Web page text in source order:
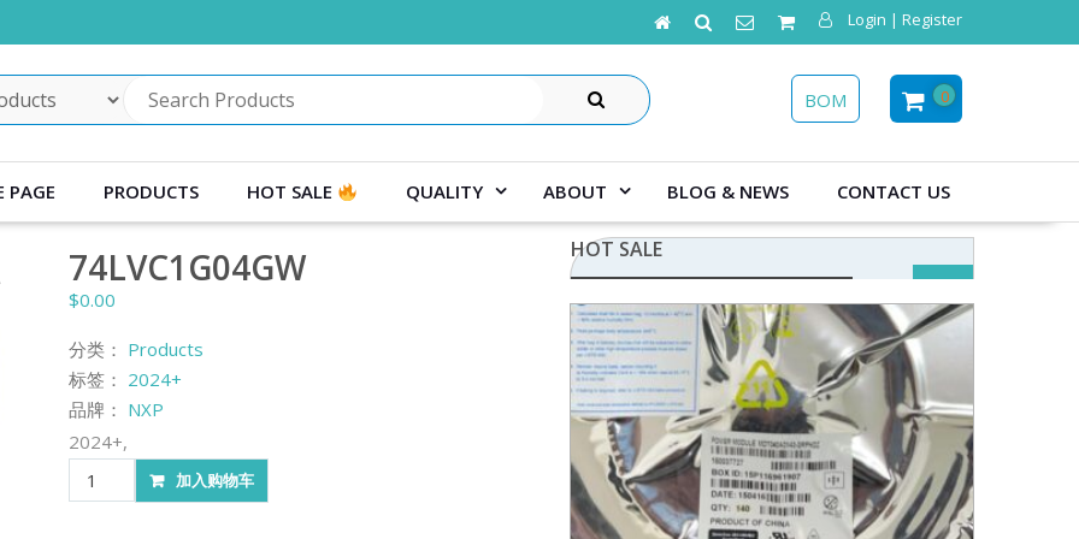
Login | Register
SEARCH
0
BOM
PAGE PRODUCTS HOT SALE QUALITY ABOUT BLOG & NEWS CONTACT US
74LVC1G04GW
$0.00
分类： Products
标签： 2024+
品牌： NXP
2024+,
74LVC1G04GW
数
加入购物车
HOT SALE